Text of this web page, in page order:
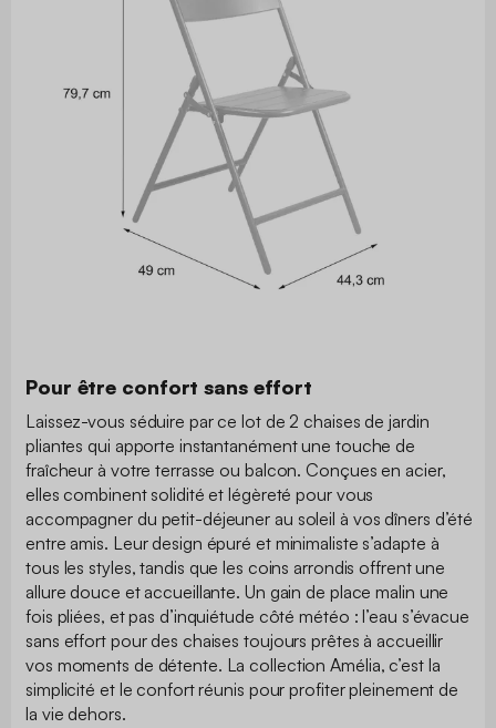
Pour être confort sans effort
Laissez-vous séduire par ce lot de 2 chaises de jardin
pliantes qui apporte instantanément une touche de
fraîcheur à votre terrasse ou balcon. Conçues en acier,
elles combinent solidité et légèreté pour vous
accompagner du petit-déjeuner au soleil à vos dîners d’été
entre amis. Leur design épuré et minimaliste s’adapte à
tous les styles, tandis que les coins arrondis offrent une
allure douce et accueillante. Un gain de place malin une
fois pliées, et pas d’inquiétude côté météo : l’eau s’évacue
sans effort pour des chaises toujours prêtes à accueillir
vos moments de détente. La collection Amélia, c’est la
simplicité et le confort réunis pour profiter pleinement de
la vie dehors.